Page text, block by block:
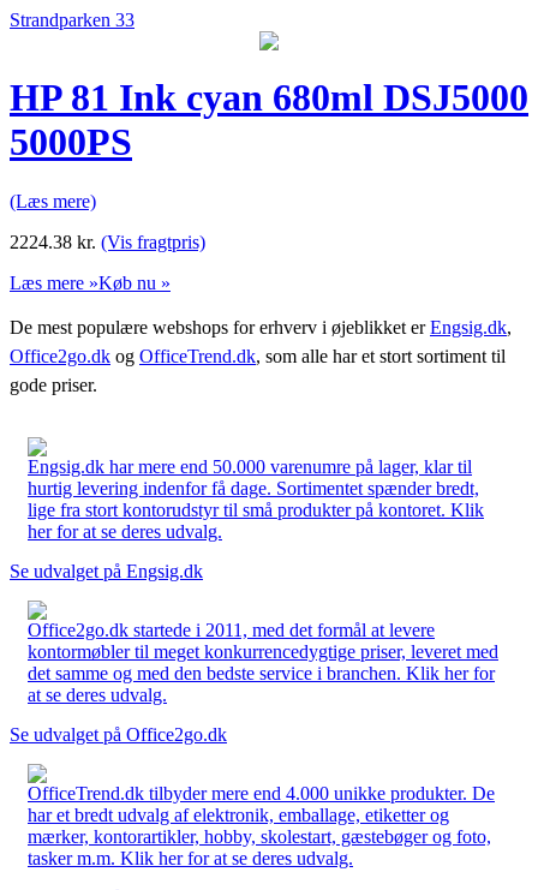
Strandparken 33
HP 81 Ink cyan 680ml DSJ5000
5000PS
(Læs mere)
2224.38 kr. (Vis fragtpris)
Læs mere »Køb nu »
De mest populære webshops for erhverv i øjeblikket erEngsig.dk,
Office2go.dk og OfficeTrend.dk, som alle har et stort sortiment til
gode priser.
Engsig.dk har mere end 50.000 varenumre på lager, klar til
hurtig levering indenfor få dage. Sortimentet spænder bredt,
lige fra stort kontorudstyr til små produkter på kontoret. Klik
her for at se deres udvalg.
Se udvalget på Engsig.dk
Office2go.dk startede i 2011, med det formål at levere
kontormøbler til meget konkurrencedygtige priser, leveret med
det samme og med den bedste service i branchen. Klik her for
at se deres udvalg.
Se udvalget på Office2go.dk
OfficeTrend.dk tilbyder mere end 4.000 unikke produkter. De
har et bredt udvalg af elektronik, emballage, etiketter og
mærker, kontorartikler, hobby, skolestart, gæstebøger og foto,
tasker m.m. Klik her for at se deres udvalg.